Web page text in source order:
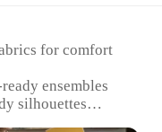
for comfort
ensembles
silhouettes